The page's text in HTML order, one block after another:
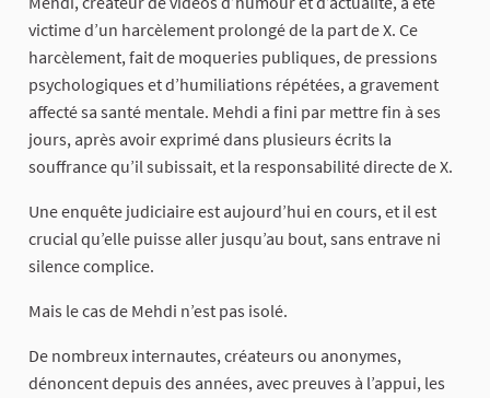
victime d’un harcèlement prolongé de la part de X. Ce
harcèlement, fait de moqueries publiques, de pressions
psychologiques et d’humiliations répétées, a gravement
affecté sa santé mentale. Mehdi a fini par mettre fin à ses
jours, après avoir exprimé dans plusieurs écrits la
souffrance qu’il subissait, et la responsabilité directe de X.
Une enquête judiciaire est aujourd’hui en cours, et il est
crucial qu’elle puisse aller jusqu’au bout, sans entrave ni
silence complice.
Mais le cas de Mehdi n’est pas isolé.
De nombreux internautes, créateurs ou anonymes,
dénoncent depuis des années, avec preuves à l’appui, les